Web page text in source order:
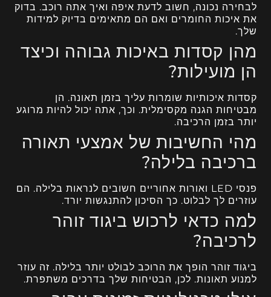
לבחירה נכונה, חשוב לדעת איפה ואיך אתה רוכב. בדוק
את איכות החומרים ואם הם מתאימים בדיוק למידות
שלך.
מהן קסדות באיכות גבוהה וכיצד
הן מועילות?
קסדות איכותיות שומרות עליך בזמן תאונה. הן
מבטיחות הגנה מקסימלית. וכך, אתה יכול להיות מרוגע
יותר בזמן הרכיבה.
מהי החשיבות של אמצעי תאורה
ברכיבה בלילה?
פנסי LED ואורות אחוריים חשובים לנראות בלילה. הם
עוזרים לך לבלוט. כך הסיכון להתנגשות יורד.
למה כדאי לרכוש ביגוד זוהר
לרכיבה?
ביגוד זוהר הופך את הרוכב לבולט יותר בלילה. זה עוזר
למנוע תאונות. לכן, הבטיחות שלך בדרכים משתפרת.